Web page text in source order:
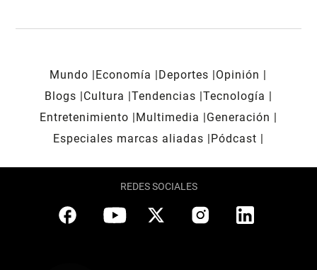
Mundo Economía Deportes
Opinión
Blogs
Cultura Tendencias Tecnología
Entretenimiento
Multimedia
Generación
Especiales marcas aliadas
Pódcast
REDES SOCIALES